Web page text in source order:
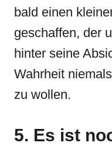
bald einen
geschaffen, der
hinter seine
Wahrheit
zu wollen.
5. Es ist